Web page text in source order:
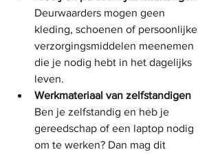
Deurwaarders mogen geen
kleding, schoenen of persoonlijke
verzorgingsmiddelen meenemen
die je nodig hebt in het dagelijks
leven.
Werkmateriaal van zelfstandigen
Ben je zelfstandig en heb je
gereedschap of een laptop nodig
om te werken? Dan mag dit